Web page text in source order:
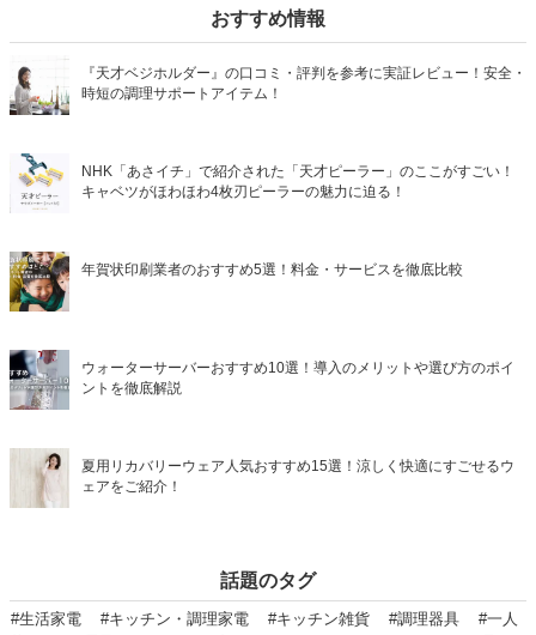
おすすめ情報
『天才ベジホルダー』の口コミ・評判を参考に実証レビュー！安全・
時短の調理サポートアイテム！
NHK「あさイチ」で紹介された「天才ピーラー」のここがすごい！
キャベツがほわほわ4枚刃ピーラーの魅力に迫る！
年賀状印刷業者のおすすめ5選！料金・サービスを徹底比較
ウォーターサーバーおすすめ10選！導入のメリットや選び方のポイ
ントを徹底解説
夏用リカバリーウェア人気おすすめ15選！涼しく快適にすごせるウ
ェアをご紹介！
話題のタグ
#生活家電 #キッチン・調理家電 #キッチン雑貨 #調理器具
#一人